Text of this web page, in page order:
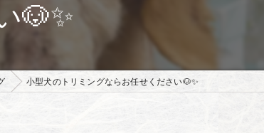
🐶✨
小型犬のトリミングならお任せください🐶✨